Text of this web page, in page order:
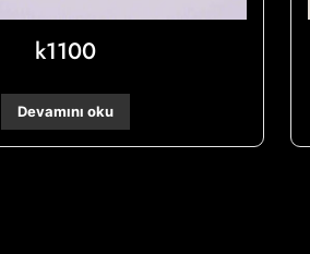
k1100
Devamını oku